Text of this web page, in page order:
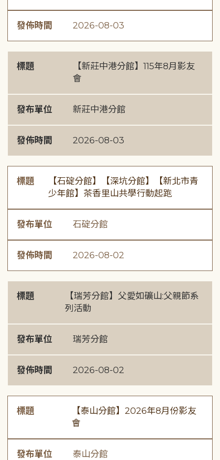
發佈時間 2026-08-03
標題
【新莊中港分館】115年8月影友
會
發布單位 新莊中港分館
發佈時間 2026-08-03
標題
【石碇分館】【深坑分館】【新北市青
少年館】茶香里山共學行動起跑
發布單位 石碇分館
發佈時間 2026-08-02
標題
【瑞芳分館】父愛如礦山:父親節系
列活動
發布單位 瑞芳分館
發佈時間 2026-08-02
標題
【泰山分館】2026年8月份影友
會
發布單位 泰山分館